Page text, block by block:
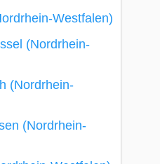
Westfalen)
(Nordrhein-
(Nordrhein-
(Nordrhein-